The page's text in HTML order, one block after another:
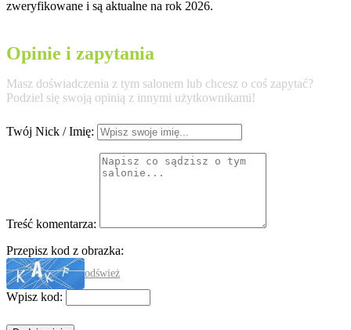
zweryfikowane i są aktualne na rok 2026.
Opinie i zapytania
Masz doświadczenia z tym salonem lub chcesz o coś zapytać?
Podziel się swoją opinią z innymi użytkownikami!
Twój Nick / Imię:
Treść komentarza:
Przepisz kod z obrazka:
odśwież
Wpisz kod: